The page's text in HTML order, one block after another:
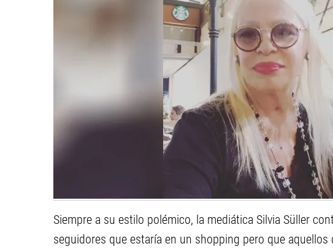
Siempre a su estilo polémico, la mediática Silvia Süller
seguidores que estaría en un shopping pero que